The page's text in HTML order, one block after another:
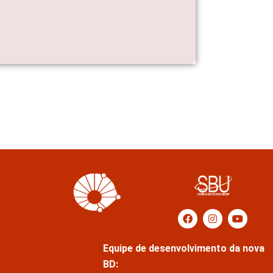
Equipe de desenvolvimento da nova
BD: